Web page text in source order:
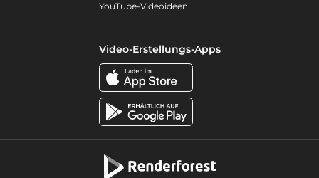
YouTube-Videoideen
Video-Erstellungs-Apps